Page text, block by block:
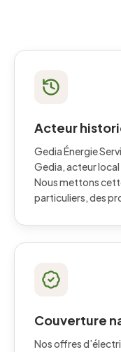
Acteur
Gedia Énergie
Gedia, acteur local
Nous mettons
particuliers, des
Couverture
Nos offres